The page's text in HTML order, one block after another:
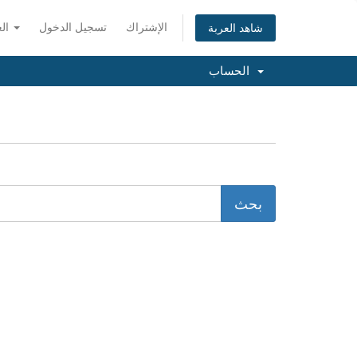
تسجيل الدخول الإشتراك شاهد العربة